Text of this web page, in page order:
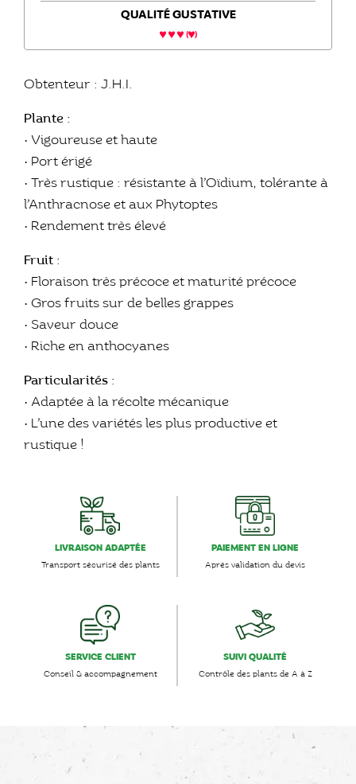
QUALITÉ GUSTATIVE
( )
Obtenteur : J.H.I.
Plante :
• Vigoureuse et haute
• Port érigé
• Très rustique : résistante à l’Oïdium, tolérante à
l’Anthracnose et aux Phytoptes
• Rendement très élevé
Fruit :
• Floraison très précoce et maturité précoce
• Gros fruits sur de belles grappes
• Saveur douce
• Riche en anthocyanes
Particularités :
• Adaptée à la récolte mécanique
• L’une des variétés les plus productive et
rustique !
LIVRAISON ADAPTÉE
Transport sécurisé des plants
PAIEMENT EN LIGNE
Après validation du devis
SERVICE CLIENT
Conseil & accompagnement
SUIVI QUALITÉ
Contrôle des plants de A à Z